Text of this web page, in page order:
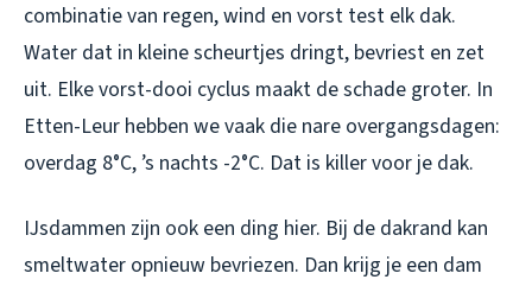
combinatie van regen, wind en vorst test elk dak.
Water dat in kleine scheurtjes dringt, bevriest en zet
uit. Elke vorst-dooi cyclus maakt de schade groter. In
Etten-Leur hebben we vaak die nare overgangsdagen:
overdag 8°C, ’s nachts -2°C. Dat is killer voor je dak.
IJsdammen zijn ook een ding hier. Bij de dakrand kan
smeltwater opnieuw bevriezen. Dan krijg je een dam